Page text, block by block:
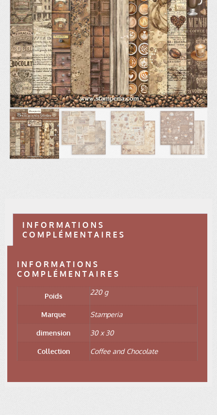
INFORMATIONS
COMPLÉMENTAIRES
INFORMATIONS
COMPLÉMENTAIRES
Poids 220 g
Marque Stamperia
dimension 30 x 30
Collection Coffee and Chocolate